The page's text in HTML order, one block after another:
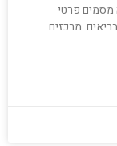
מסמים פרטי
מרכזים